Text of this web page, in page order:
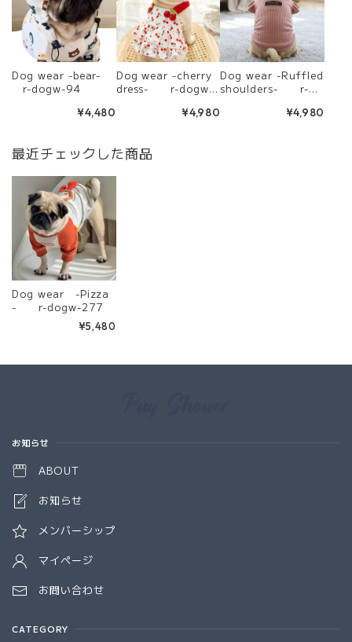
Dog wear -bear-
r-dogw-94
¥4,480
Dog wear -cherry
dress- r-dogw-
¥4,980
Dog wear -Ruffled
shoulders- r-do
¥4,980
最近チェックした商品
Dog wear -Pizza
- r-dogw-277
¥5,480
お知らせ
ABOUT
お知らせ
メンバーシップ
マイページ
お問い合わせ
CATEGORY